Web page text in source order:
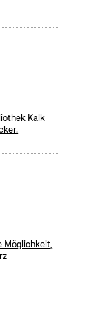
Kalk
Möglichkeit,